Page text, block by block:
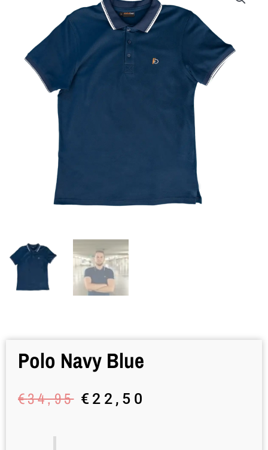
Polo Navy Blue
€34,95 Oorspronkelijke
prijs
€ 22,50